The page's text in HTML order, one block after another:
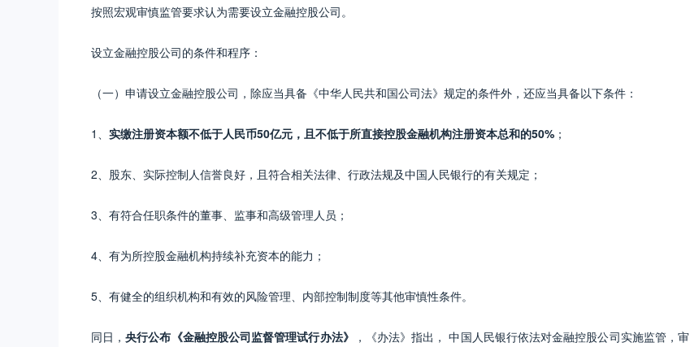
按照宏观审慎监管要求认为需要设立金融控股公司。
设立金融控股公司的条件和程序：
（一）申请设立金融控股公司，除应当具备《中华人民共和国公司法》规定的条件外，还应当具备以下条件：
1、 实缴注册资本额不低于人民币50亿元，且不低于所直接控股金融机构注册资本总和的50% ；
2、股东、实际控制人信誉良好，且符合相关法律、行政法规及中国人民银行的有关规定；
3、有符合任职条件的董事、监事和高级管理人员；
4、有为所控股金融机构持续补充资本的能力；
5、有健全的组织机构和有效的风险管理、内部控制制度等其他审慎性条件。
同日，央行公布《金融控股公司监督管理试行办法》
，《办法》指出， 中国人民银行依法对金融控股公司实施监管，审